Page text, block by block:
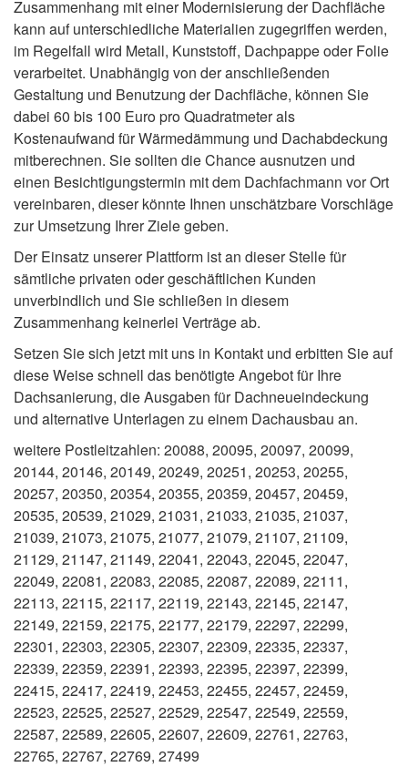
Zusammenhang mit einer Modernisierung der Dachfläche
kann auf unterschiedliche Materialien zugegriffen werden,
im Regelfall wird Metall, Kunststoff, Dachpappe oder Folie
verarbeitet. Unabhängig von der anschließenden
Gestaltung und Benutzung der Dachfläche, können Sie
dabei 60 bis 100 Euro pro Quadratmeter als
Kostenaufwand für Wärmedämmung und Dachabdeckung
mitberechnen. Sie sollten die Chance ausnutzen und
einen Besichtigungstermin mit dem Dachfachmann vor Ort
vereinbaren, dieser könnte Ihnen unschätzbare Vorschläge
zur Umsetzung Ihrer Ziele geben.
Der Einsatz unserer Plattform ist an dieser Stelle für
sämtliche privaten oder geschäftlichen Kunden
unverbindlich und Sie schließen in diesem
Zusammenhang keinerlei Verträge ab.
Setzen Sie sich jetzt mit uns in Kontakt und erbitten Sie auf
diese Weise schnell das benötigte Angebot für Ihre
Dachsanierung, die Ausgaben für Dachneueindeckung
und alternative Unterlagen zu einem Dachausbau an.
weitere Postleitzahlen: 20088, 20095, 20097, 20099,
20144, 20146, 20149, 20249, 20251, 20253, 20255,
20257, 20350, 20354, 20355, 20359, 20457, 20459,
20535, 20539, 21029, 21031, 21033, 21035, 21037,
21039, 21073, 21075, 21077, 21079, 21107, 21109,
21129, 21147, 21149, 22041, 22043, 22045, 22047,
22049, 22081, 22083, 22085, 22087, 22089, 22111,
22113, 22115, 22117, 22119, 22143, 22145, 22147,
22149, 22159, 22175, 22177, 22179, 22297, 22299,
22301, 22303, 22305, 22307, 22309, 22335, 22337,
22339, 22359, 22391, 22393, 22395, 22397, 22399,
22415, 22417, 22419, 22453, 22455, 22457, 22459,
22523, 22525, 22527, 22529, 22547, 22549, 22559,
22587, 22589, 22605, 22607, 22609, 22761, 22763,
22765, 22767, 22769, 27499